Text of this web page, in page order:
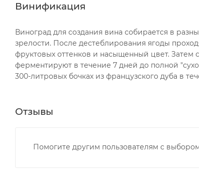
Винификация
Виноград для создания вина собирается в
зрелости. После дестеблирования ягоды
фруктовых оттенков и насыщенный цвет.
ферментируют в течение 7 дней до полной
300-литровых бочках из французского дуба в
Отзывы
Помогите другим пользователям с